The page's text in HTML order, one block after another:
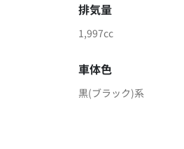
排気量
1,997cc
車体色
黒(ブラック)系